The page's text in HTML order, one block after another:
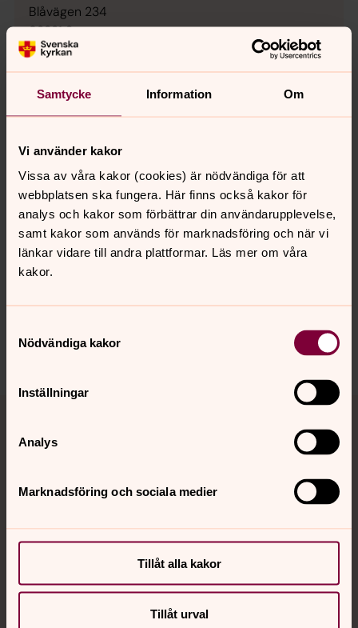
Samtycke Information Om
Vi använder kakor
Vissa av våra kakor (cookies) är nödvändiga för att
webbplatsen ska fungera. Här finns också kakor för
analys och kakor som förbättrar din användarupplevelse,
samt kakor som används för marknadsföring och när vi
länkar vidare till andra plattformar. Läs mer om våra
kakor.
Nödvändiga kakor
Inställningar
Analys
Marknadsföring och sociala medier
Tillåt alla kakor
Tillåt urval
Blåvägen 234
92331 Storuman
Besökstid: torsd 10-12
Telefon:0951-265 00
Senast ändrad 4 mars 2024
Synpunkter eller frågor på sidans
innehåll?
Tillbaka till toppen
Tillbaka till innehållet
Kontakt
Kalender